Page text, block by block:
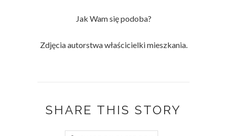
Jak Wam się podoba?
Zdjęcia autorstwa właścicielki mieszkania.
SHARE THIS STORY